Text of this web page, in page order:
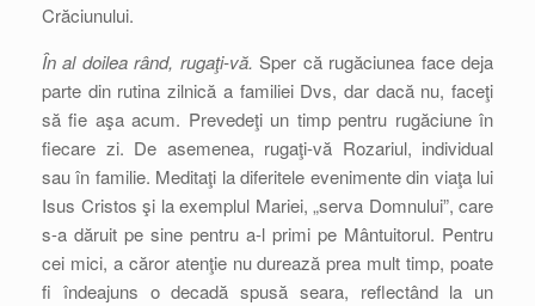
Crăciunului.
În al doilea rând, rugaţi-vă. Sper că rugăciunea face deja
parte din rutina zilnică a familiei Dvs, dar dacă nu, faceţi
să fie aşa acum. Prevedeţi un timp pentru rugăciune în
fiecare zi. De asemenea, rugaţi-vă Rozariul, individual
sau în familie. Meditaţi la diferitele evenimente din viaţa lui
Isus Cristos şi la exemplul Mariei, „serva Domnului”, care
s-a dăruit pe sine pentru a-l primi pe Mântuitorul. Pentru
cei mici, a căror atenţie nu durează prea mult timp, poate
fi îndeajuns o decadă spusă seara, reflectând la un